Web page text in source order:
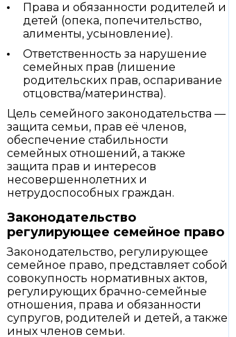
Права и обязанности родителей и
детей (опека, попечительство,
алименты, усыновление).
Ответственность за нарушение
семейных прав (лишение
родительских прав, оспаривание
отцовства/материнства).
Цель семейного законодательства —
защита семьи, прав её членов,
обеспечение стабильности
семейных отношений, а также
защита прав и интересов
несовершеннолетних и
нетрудоспособных граждан.
Законодательство
регулирующее семейное право
Законодательство, регулирующее
семейное право, представляет собой
совокупность нормативных актов,
регулирующих брачно-семейные
отношения, права и обязанности
супругов, родителей и детей, а также
иных членов семьи.